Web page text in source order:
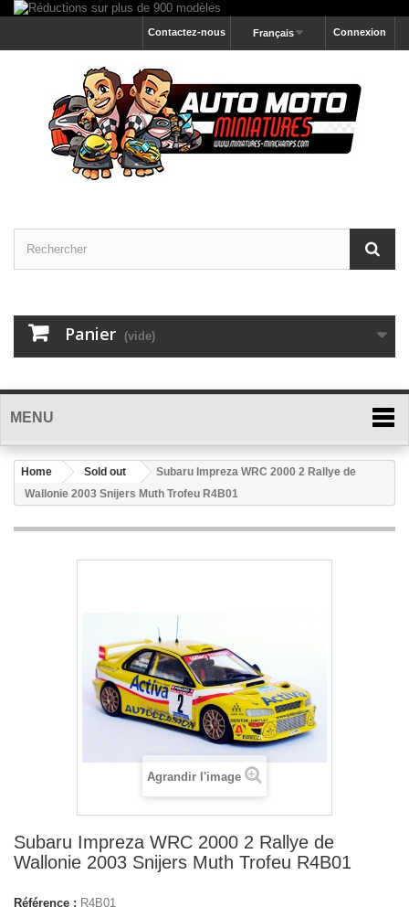
Connexion
Français
Contactez-nous
Panier (vide)
MENU
Home Sold out
Subaru Impreza WRC 2000 2 Rallye de
Wallonie 2003 Snijers Muth Trofeu R4B01
Agrandir l'image
Subaru Impreza WRC 2000 2 Rallye de
Wallonie 2003 Snijers Muth Trofeu R4B01
Référence : R4B01